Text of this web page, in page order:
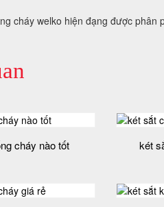
cháy welko hiện đạng được phân
cháy nào tốt két